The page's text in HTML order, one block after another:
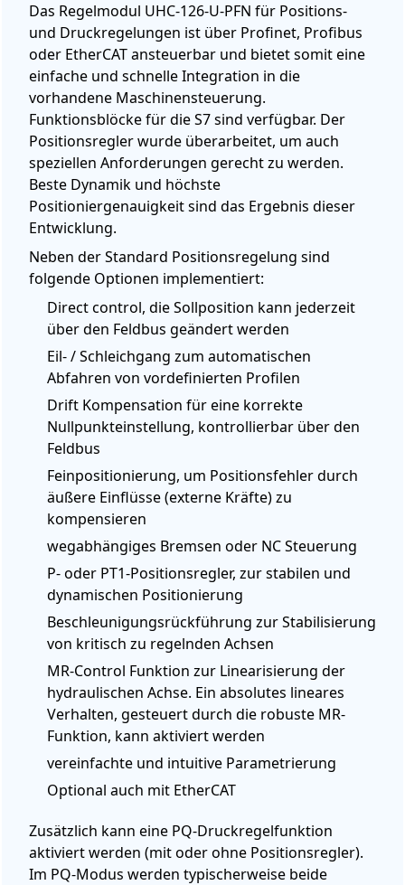
Das Regelmodul UHC-126-U-PFN für Positions-
und Druckregelungen ist über Profinet, Profibus
oder EtherCAT ansteuerbar und bietet somit eine
einfache und schnelle Integration in die
vorhandene Maschinensteuerung.
Funktionsblöcke für die S7 sind verfügbar. Der
Positionsregler wurde überarbeitet, um auch
speziellen Anforderungen gerecht zu werden.
Beste Dynamik und höchste
Positioniergenauigkeit sind das Ergebnis dieser
Entwicklung.
Neben der Standard Positionsregelung sind
folgende Optionen implementiert:
Direct control, die Sollposition kann jederzeit
über den Feldbus geändert werden
Eil- / Schleichgang zum automatischen
Abfahren von vordefinierten Profilen
Drift Kompensation für eine korrekte
Nullpunkteinstellung, kontrollierbar über den
Feldbus
Feinpositionierung, um Positionsfehler durch
äußere Einflüsse (externe Kräfte) zu
kompensieren
wegabhängiges Bremsen oder NC Steuerung
P- oder PT1-Positionsregler, zur stabilen und
dynamischen Positionierung
Beschleunigungsrückführung zur Stabilisierung
von kritisch zu regelnden Achsen
MR-Control Funktion zur Linearisierung der
hydraulischen Achse. Ein absolutes lineares
Verhalten, gesteuert durch die robuste MR-
Funktion, kann aktiviert werden
vereinfachte und intuitive Parametrierung
Optional auch mit EtherCAT
Zusätzlich kann eine PQ-Druckregelfunktion
aktiviert werden (mit oder ohne Positionsregler).
Im PQ-Modus werden typischerweise beide